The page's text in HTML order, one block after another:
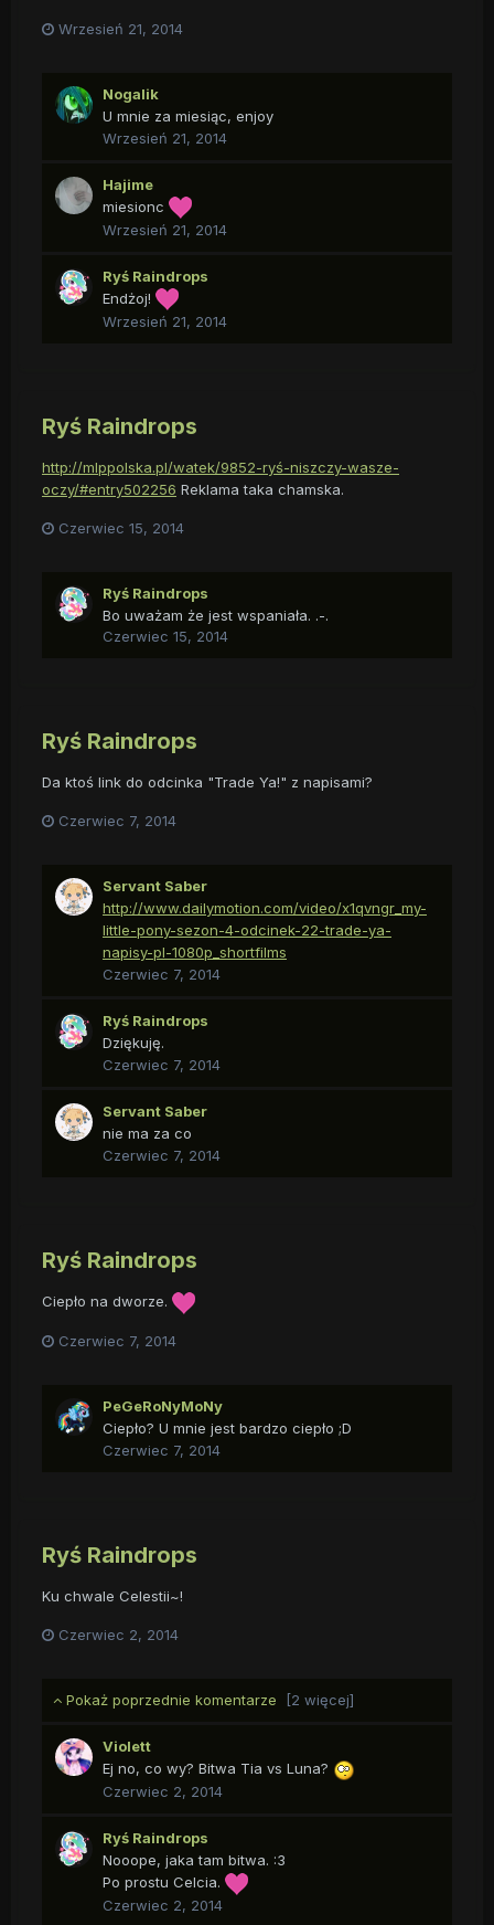
Wrzesień 21, 2014
Nogalik
U mnie za miesiąc, enjoy
Wrzesień 21, 2014
Hajime
miesionc
Wrzesień 21, 2014
Ryś Raindrops
Endżoj!
Wrzesień 21, 2014
Ryś Raindrops
http://mlppolska.pl/watek/9852-ryś-niszczy-wasze-
oczy/#entry502256 Reklama taka chamska.
Czerwiec 15, 2014
Ryś Raindrops
Bo uważam że jest wspaniała. .-.
Czerwiec 15, 2014
Ryś Raindrops
Da ktoś link do odcinka "Trade Ya!" z napisami?
Czerwiec 7, 2014
Servant Saber
http://www.dailymotion.com/video/x1qvngr_my-
little-pony-sezon-4-odcinek-22-trade-ya-
napisy-pl-1080p_shortfilms
Czerwiec 7, 2014
Ryś Raindrops
Dziękuję.
Czerwiec 7, 2014
Servant Saber
nie ma za co
Czerwiec 7, 2014
Ryś Raindrops
Ciepło na dworze.
Czerwiec 7, 2014
PeGeRoNyMoNy
Ciepło? U mnie jest bardzo ciepło ;D
Czerwiec 7, 2014
Ryś Raindrops
Ku chwale Celestii~!
Czerwiec 2, 2014
Pokaż poprzednie komentarze [2 więcej]
Violett
Ej no, co wy? Bitwa Tia vs Luna?
Czerwiec 2, 2014
Ryś Raindrops
Nooope, jaka tam bitwa. :3
Po prostu Celcia.
Czerwiec 2, 2014